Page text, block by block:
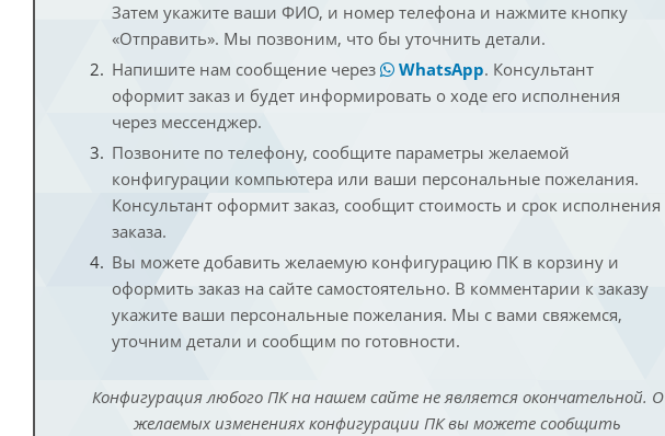
Затем укажите ваши ФИО, и номер телефона и нажмите кнопку
«Отправить». Мы позвоним, что бы уточнить детали.
Напишите нам сообщение через
WhatsApp. Консультант
оформит заказ и будет информировать о ходе его исполнения
через мессенджер.
Позвоните по телефону, сообщите параметры желаемой
конфигурации компьютера или ваши персональные пожелания.
Консультант оформит заказ, сообщит стоимость и срок исполнения
заказа.
Вы можете добавить желаемую конфигурацию ПК в корзину и
оформить заказ на сайте самостоятельно. В комментарии к заказу
укажите ваши персональные пожелания. Мы с вами свяжемся,
уточним детали и сообщим по готовности.
Конфигурация любого ПК на нашем сайте не является окончательной. О
желаемых изменениях конфигурации ПК вы можете сообщить